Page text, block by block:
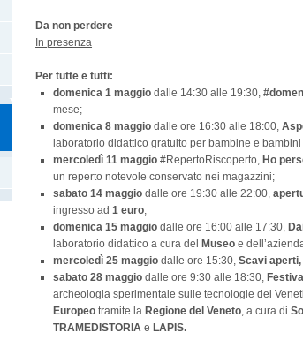
Da non perdere
In presenza
Per tutte e tutti:
domenica 1 maggio dalle 14:30 alle 19:30,
mese;
domenica 8 maggio dalle ore 16:30 alle 18:00,
laboratorio didattico gratuito per bambine e
mercoledì 11 maggio#RepertoRiscoperto, Ho
un reperto notevole conservato nei magazzini;
sabato 14 maggiodalle ore 19:30 alle 22:00,
ingresso ad1 euro;
domenica 15 maggiodalle ore 16:00 alle 17:30,
laboratorio didattico a cura del
Museoe
mercoledì 25 maggiodalle ore 15:30,Scavi
sabato 28 maggiodalle ore 9:30 alle 18:30,
archeologia sperimentale sulle tecnologie dei
Europeo tramite la Regione del Veneto, a cura di
TRAMEDISTORIA e LAPIS.